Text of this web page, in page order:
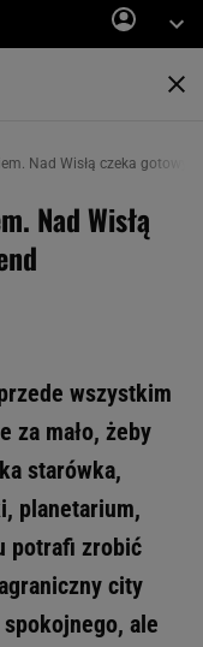
Nad Wisłą czeka gotowy
Nad Wisłą
wszystkim
za mało, żeby
starówka,
planetarium,
potrafi zrobić
city
ale